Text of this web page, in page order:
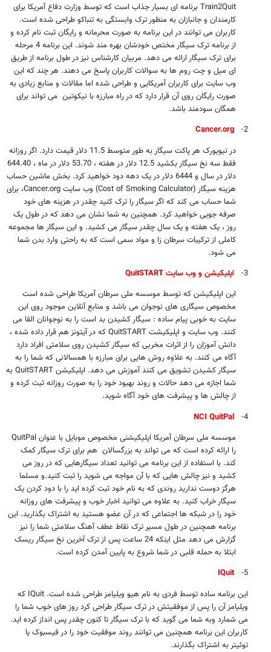
Train2Quit برنامه ای بسیار جذاب است که توسط وزارت دفاع آمریکا برای
کارمندان و جانبازان به منظور ترک وابستگی به تنباکو طراحی شده است.
کاربران می توانند در این برنامه به صورت محرمانه و رایگان ثبت نام کرده و
از برنامه ترک سیگار مختص خودشان بهره مند شوند. این برنامه 4 مرحله
برای ترک سیگار ارائه می دهد. مربیان کارشناس نیز در طول برنامه از طریق
ای میل و چت روم ها به سوالات کاربران پاسخ می دهند. هر چند که این
وب سایت برای کاربران آمریکایی و طراحی شده اما مقالات و منابع زیادی به
صورت رایگان روی آن قرار دارد که در راه مبارزه با نیکوتین می تواند برای
همگان سودمند باشد.
2-
Cancer.org
در نیویورک هر پاکت سیگار به طور متوسط 11.5 دلار قیمت دارد. اگر روزانه
فقط سه نخ سیگار بکشید 12.5 دلار در هفته ، 53.70 دلار در ماه ، 644.40
دلار در سال و 6444 دلار در یک دهه دود خواهید کرد. بخش ماشین حساب
هزینه سیگار (Cost of Smoking Calculator) وب سایت Cancer.org، برای
شما حساب می کند که اگر سیگار را ترک کنید چقدر در هزینه های خود
صرفه جویی خواهید کرد. همچنین به شما نشان می دهد که در طول یک
روز ، یک هفته و یک سال چقدر سیگار می کشید. و این سیگار ها مجموعه
کاملی از ترکیبات سرطان زا و مواد سمی است که به راحتی وارد بدن شما
می شود.
3-
اپلیکیشن و وب سایتQuitSTART
این اپلیکیشن که توسط موسسه ملی سرطان آمریکا طراحی شده است
مخصوص سیگاری های نوجوان می باشد و منابع آنلاین موجود روی این
سایت به خوبی پیام ساده : سیگار کشیدن بد است را به نوجوانان القا می
کنند. وب سایت و اپلیکیشت QuitSTART که در آیتونز هم قرار داده شده ،
دانش آموزان را از اثرات مخربی که سیگار کشیدن روی سلامتی افراد دارد
آگاه می کنند. به علاوه روش هایی برای مبارزه با همسالانی که شما را به
سیگار کشیدن تشویق می کنند آموزش می دهد. اپلیکیشن QuitSTART به
شما اجازه می دهد حالات و روند بهبود خود را به صورت روزانه ثبت کرده و
از چالش ها و پیشرفت های خود آگاه شوید.
4-
NCI QuitPal
موسسه ملی سرطان آمریکا اپلیکیشنی مخصوص موبایل با عنوان QuitPal
را ارائه کرده است که می تواند به بزرگسالان هم برای ترک سیگار کمک
کند. با استفاده از این برنامه می توانید تعداد سیگارهایی که در روز می
کشید و نیز چالش هایی که با آن مواجه می شوید را ثبت کنید.و مسلما
هرگز دوست ندارید روندی که به نام خود ثبت کرده اید را با دود کردن یک
سیگار خراب کنید. به علاوه می توانید اخبار خوب و پیشرفت های روزانه
خود را در شبکه ها اجتماعی که در آن عضو هستید به اشتراک بگذارید. این
برنامه همچنین در طول مسیر ترک نقاط عطف آهنگ سلامتی شما را نیز
گزارش می دهد مثل اینکه 24 ساعت پس از ترک آخرین نخ سیگار ریسک
ابتلا به حمله قلبی در شما شروع به پایین آمدن کرده است.
5-
IQuit
این برنامه ساده توسط فردی به نام هیو ویلیامز طراحی شده است.IQuit که
ویلیامز آن را پس از موفقیتش در ترک سیگار طراحی کرد روز های خوب شما را
می شمارد وبه شما می گوید که با ترک سیگار تا کنون چقدر پس انداز کرده اید.
کاربران این برنامه همچنین می توانند روند موفقیت خود را در فیسبوک یا
توئیتر به اشتراک بگذارند.